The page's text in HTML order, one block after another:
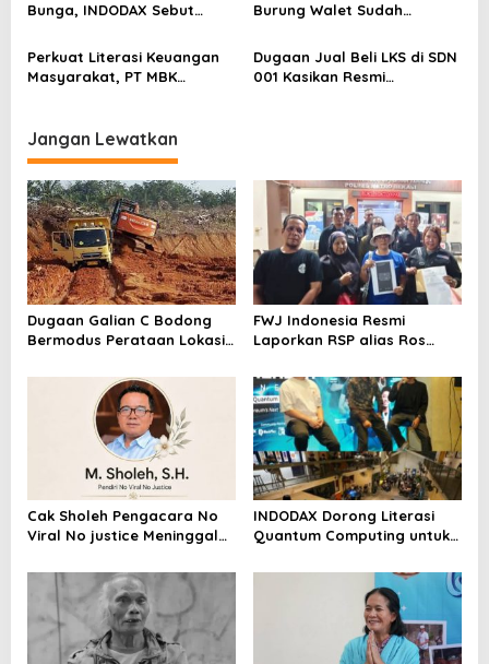
Bunga, INDODAX Sebut
Sentimen Pasar
Burung Walet Sudah
Pelapor Desak Polda Jambi
Segera Lakukan Penahanan
Perkuat Literasi Keuangan
Masyarakat, PT MBK
Dugaan Jual Beli LKS di SDN
001 Kasikan Resmi
Jangan Lewatkan
Dugaan Galian C Bodong
Bermodus Perataan Lokasi
Riau Akan Tinjauan Lokasi
FWJ Indonesia Resmi
Laporkan RSP alias Ros
Cak Sholeh Pengacara No
Viral No justice Meninggal
INDODAX Dorong Literasi
Quantum Computing untuk
Blockchain